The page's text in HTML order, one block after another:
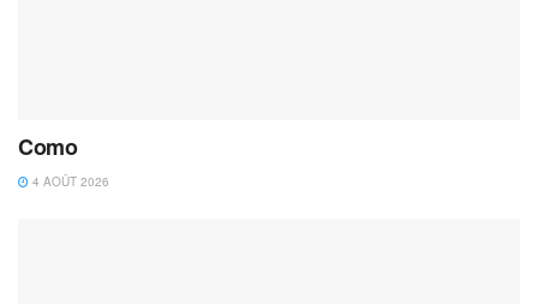
Como
4 AOÛT 2026